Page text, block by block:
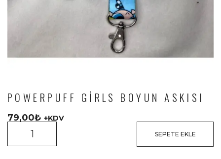
POWERPUFF GIRLS BOYUN ASKISI
79,00₺ +KDV
SEPETE EKLE